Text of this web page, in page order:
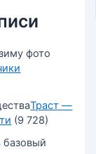
Траст —
(9 728)